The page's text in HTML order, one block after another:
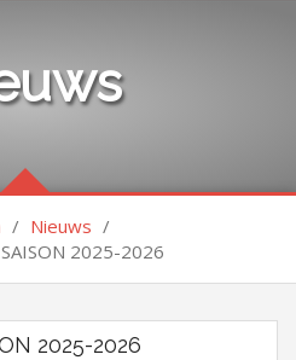
/ Nieuws /
2025-2026
2025-2026